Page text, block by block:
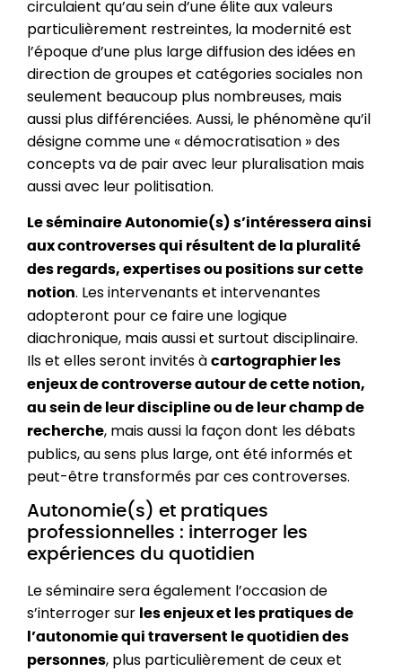
circulaient qu’au sein d’une élite aux valeurs
particulièrement restreintes, la modernité est
l’époque d’une plus large diffusion des idées en
direction de groupes et catégories sociales non
seulement beaucoup plus nombreuses, mais
aussi plus différenciées. Aussi, le phénomène qu’il
désigne comme une « démocratisation » des
concepts va de pair avec leur pluralisation mais
aussi avec leur politisation.
Le séminaire Autonomie(s) s’intéressera ainsi
aux controverses qui résultent de la pluralité
des regards, expertises ou positions sur cette
notion. Les intervenants et intervenantes
adopteront pour ce faire une logique
diachronique, mais aussi et surtout disciplinaire.
Ils et elles seront invités à cartographier les
enjeux de controverse autour de cette notion,
au sein de leur discipline ou de leur champ de
recherche, mais aussi la façon dont les débats
publics, au sens plus large, ont été informés et
peut-être transformés par ces controverses.
Autonomie(s) et pratiques
professionnelles : interroger les
expériences du quotidien
Le séminaire sera également l’occasion de
s’interroger sur les enjeux et les pratiques de
l’autonomie qui traversent le quotidien des
personnes, plus particulièrement de ceux et